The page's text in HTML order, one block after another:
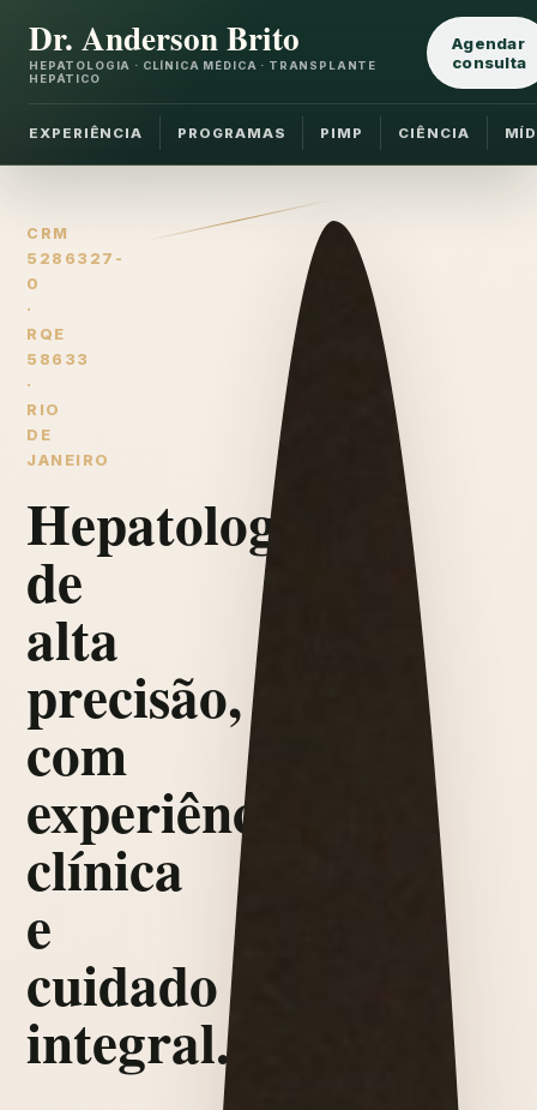
Dr. Anderson Brito
HEPATOLOGIA · CLÍNICA MÉDICA · TRANSPLANTE
HEPÁTICO
EXPERIÊNCIA PROGRAMAS PIMP CIÊNCIA
Agendar
consulta
CRM
5286327-
0
·
RQE
58633
·
RIO
DE
JANEIRO
Hepatologia
de
alta
precisão,
com
experiência
clínica
e
cuidado
integral.